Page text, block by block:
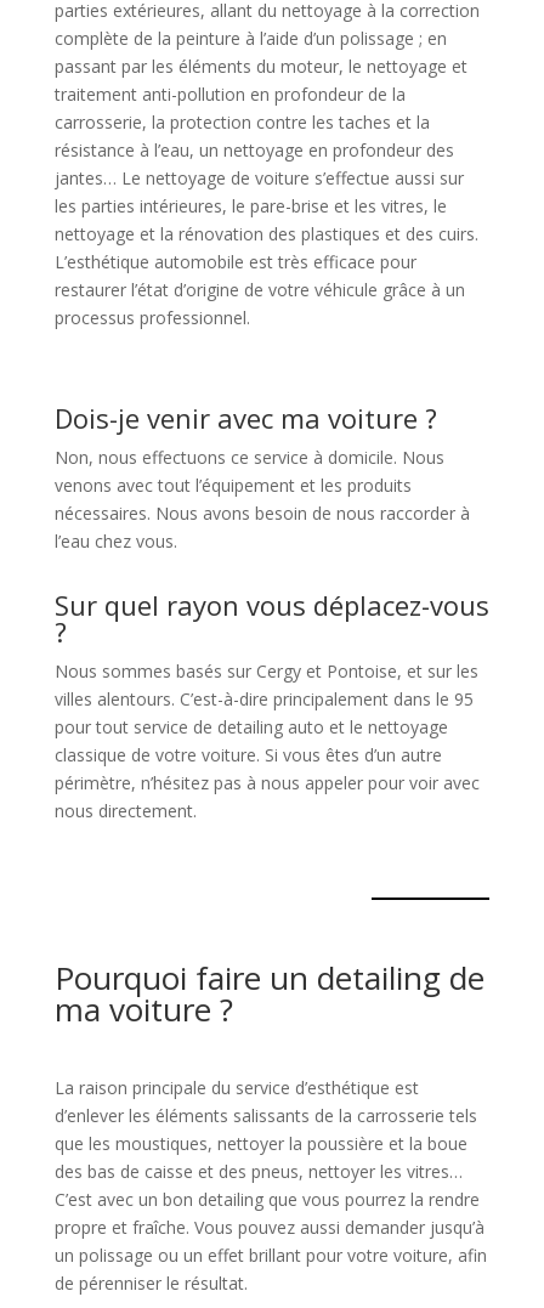
parties extérieures, allant du nettoyage à la correction
complète de la peinture à l’aide d’un polissage ; en
passant par les éléments du moteur, le nettoyage et
traitement anti-pollution en profondeur de la
carrosserie, la protection contre les taches et la
résistance à l’eau, un nettoyage en profondeur des
jantes… Le nettoyage de voiture s’effectue aussi sur
les parties intérieures, le pare-brise et les vitres, le
nettoyage et la rénovation des plastiques et des cuirs.
L’esthétique automobile est très efficace pour
restaurer l’état d’origine de votre véhicule grâce à un
processus professionnel.
Dois-je venir avec ma voiture ?
Non, nous effectuons ce service à domicile. Nous
venons avec tout l’équipement et les produits
nécessaires. Nous avons besoin de nous raccorder à
l’eau chez vous.
Sur quel rayon vous déplacez-vous
?
Nous sommes basés sur Cergy et Pontoise, et sur les
villes alentours. C’est-à-dire principalement dans le 95
pour tout service de detailing auto et le nettoyage
classique de votre voiture. Si vous êtes d’un autre
périmètre, n’hésitez pas à nous appeler pour voir avec
nous directement.
Pourquoi faire un detailing de
ma voiture ?
La raison principale du service d’esthétique est
d’enlever les éléments salissants de la carrosserie tels
que les moustiques, nettoyer la poussière et la boue
des bas de caisse et des pneus, nettoyer les vitres…
C’est avec un bon detailing que vous pourrez la rendre
propre et fraîche. Vous pouvez aussi demander jusqu’à
un polissage ou un effet brillant pour votre voiture, afin
de pérenniser le résultat.